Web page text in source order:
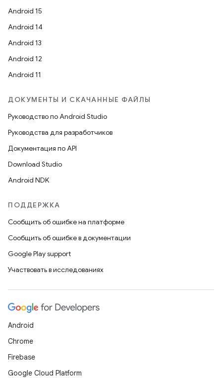
Android 15
Android 14
Android 13
Android 12
Android 11
ДОКУМЕНТЫ И СКАЧАННЫЕ ФАЙЛЫ
Руководство по Android Studio
Руководства для разработчиков
Документация по API
Download Studio
Android NDK
ПОДДЕРЖКА
Сообщить об ошибке на платформе
Сообщить об ошибке в документации
Google Play support
Участвовать в исследованиях
Android
Chrome
Firebase
Google Cloud Platform